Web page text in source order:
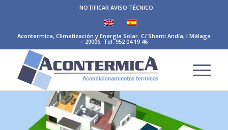
NOTIFICAR AVISO TÉCNICO
Acontermica, Climatización y Energía Solar. C/ Shanti Andía, I Málaga
– 29006. Tel. 952 04 19 46